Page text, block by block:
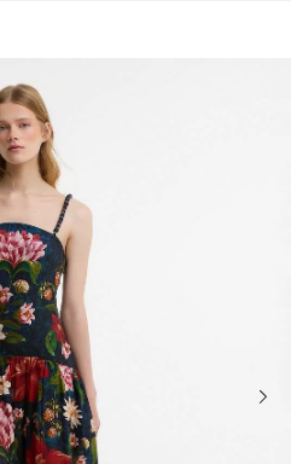
Dichiarazione di Accessibilità